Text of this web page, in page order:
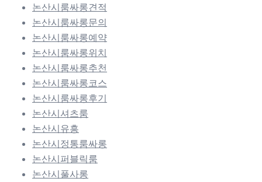
논산시룸싸롱견적
논산시룸싸롱문의
논산시룸싸롱예약
논산시룸싸롱위치
논산시룸싸롱추천
논산시룸싸롱코스
논산시룸싸롱후기
논산시셔츠룸
논산시유흥
논산시정통룸싸롱
논산시퍼블릭룸
논산시풀사롱